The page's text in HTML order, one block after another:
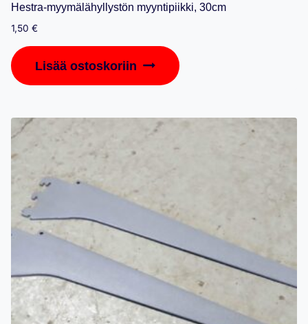
Hestra-myymälähyllystön myyntipiikki, 30cm
1,50 €
Lisää ostoskoriin